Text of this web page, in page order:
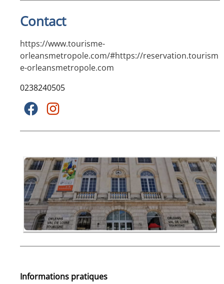
Contact
https://www.tourisme-
orleansmetropole.com/#https://reservation.tourism
e-orleansmetropole.com
0238240505
Informations pratiques